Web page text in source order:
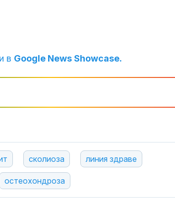
в Google News Showcase.
сколиоза линия здраве
остеохондроза